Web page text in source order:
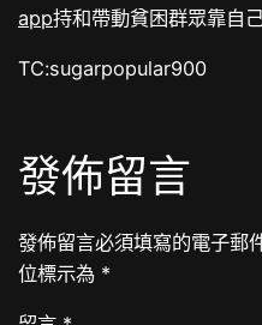
app持和帶動貧困群眾靠自
TC:sugarpopular900
發佈留言
發佈留言必須填寫的電子郵
位標示為 *